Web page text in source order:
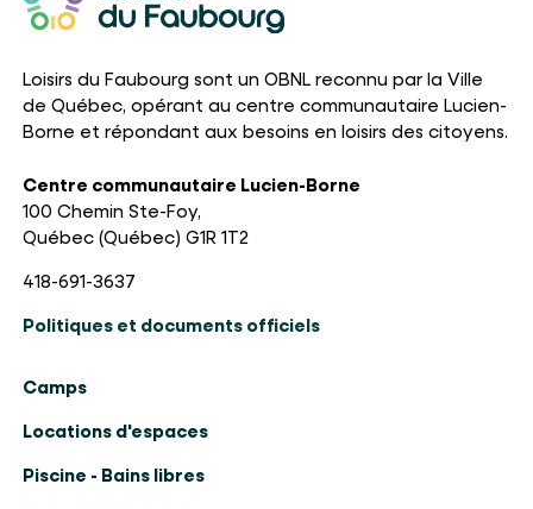
Loisirs du Faubourg sont un OBNL reconnu par la Ville
de Québec, opérant au centre communautaire Lucien-
Borne et répondant aux besoins en loisirs des citoyens.
Centre communautaire Lucien-Borne
100 Chemin Ste-Foy,
Québec (Québec) G1R 1T2
418-691-3637
Politiques et documents officiels
Camps
Locations d'espaces
Piscine - Bains libres